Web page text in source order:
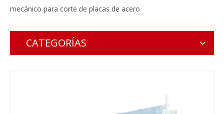
mecánico para corte de placas de acero
CATEGORÍAS